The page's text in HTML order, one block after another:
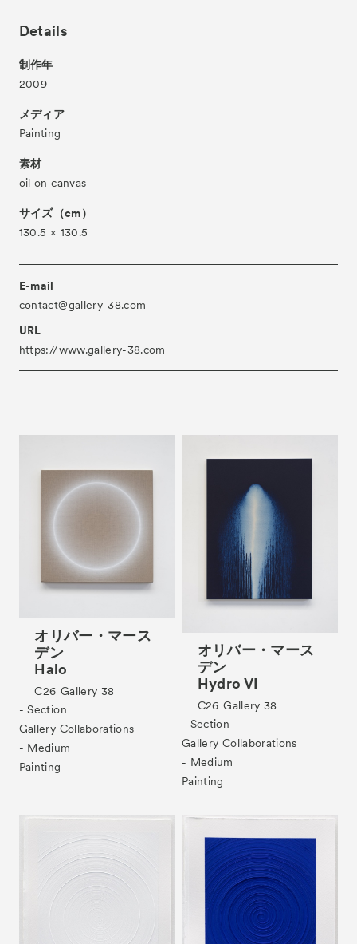
Associated Programs
Partners
Contact
Archive
Details
制作年
2009
メディア
Painting
素材
oil on canvas
サイズ（cm）
130.5 × 130.5
E-mail
contact@gallery-38.com
URL
https://www.gallery-38.com
オリバー・マース
デン
Halo
C26 Gallery 38
- Section
Gallery Collaborations
- Medium
Painting
オリバー・マース
デン
Hydro VI
C26 Gallery 38
- Section
Gallery Collaborations
- Medium
Painting